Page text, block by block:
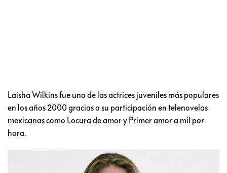
Laisha Wilkins fue una de las actrices juveniles más populares
en los años 2000 gracias a su participación en telenovelas
mexicanas como Locura de amor y Primer amor a mil por
hora.